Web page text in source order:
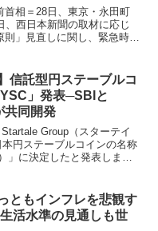
首相＝28日、東京・永田町
、西日本新聞の取材に応じ
」見直しに関し、緊急時の
信託型円ステーブルコ
」発表─SBIと
共同開発
Group（スターテイ
円ステーブルコインの名称
に決定したと発表しまし
ともインフレを悲観す
活水準の見通しも世